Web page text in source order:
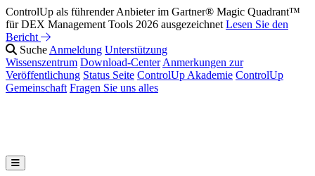
ControlUp als führender Anbieter im Gartner® Magic Quadrant™
für DEX Management Tools 2026 ausgezeichnet Lesen Sie den
Bericht
Reparieren Sie es, bevor sie es spüren: Vorstellung der KI-Suite von
ControlUpSehen Sie sich das Webinar an
Suche Anmeldung Unterstützung
Wissenszentrum Download-Center Anmerkungen zur
Veröffentlichung Status Seite ControlUp Akademie ControlUp
Gemeinschaft Fragen Sie uns alles